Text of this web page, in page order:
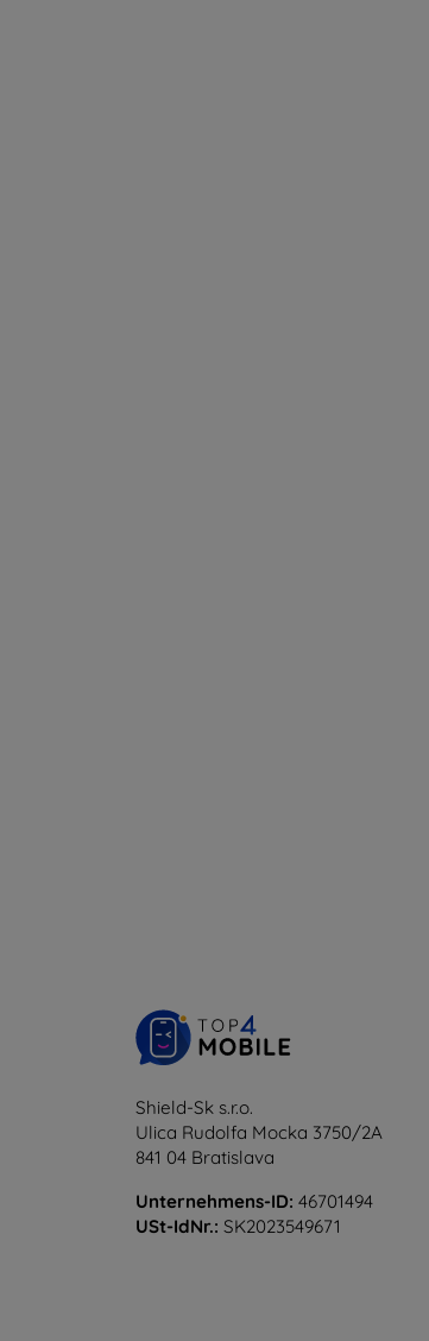
Shield-Sk s.r.o.
Ulica Rudolfa Mocka 3750/2A
841 04 Bratislava
Unternehmens-ID: 46701494
USt-IdNr.: SK2023549671